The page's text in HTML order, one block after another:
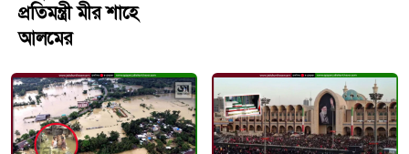
স্থপতি, প্রকৌশলী, ক্রিকেটার কিংবা সাঁতারু হিসেবে দেশমাতাকে
নেতৃত্ব দেবে বলে দৃঢ় আশাবাদ ব্যক্ত করেন তিনি।স্বপ্ন পূরণের
অন্যরকম এক পথচলাবিশ্লেষকদের মতে, দেশের তৃণমূল পর্যায়ে
লুকিয়ে থাকা প্রতিভাগুলো এতদিন সঠিক প্ল্যাটফর্ম বা পরিচর্যার
অভাবে হারিয়ে যেত। নতুন কুঁড়ি স্পোর্টসের মতো উদ্যোগগুলো
সেই শূন্যতা পূরণে দারুণ ভূমিকা রাখছে। খেলাধুলাকে কেবল
প্রতিমন্ত্রী মীর শাহে
আলমের